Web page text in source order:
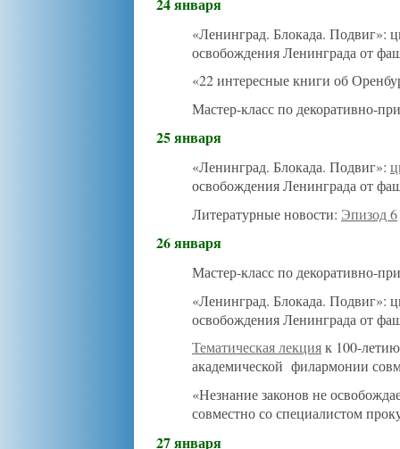
«Ленинград. Блокада. Подвиг»:
освобождения Ленинграда от
«22 интересные книги об
Мастер-класс по декоративно-
25 января
«Ленинград. Блокада. Подвиг»:
освобождения Ленинграда от
Литературные новости: Эпизод 6
26 января
Мастер-класс по декоративно-
«Ленинград. Блокада. Подвиг»:
освобождения Ленинграда от
Тематическая лекцияк 100-
академической филармонии
«Незнание законов не
совместно со специалистом
27 января